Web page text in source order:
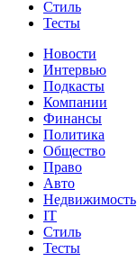
Стиль
Тесты
Новости
Интервью
Подкасты
Компании
Финансы
Политика
Общество
Право
Авто
Недвижимость
IT
Стиль
Тесты